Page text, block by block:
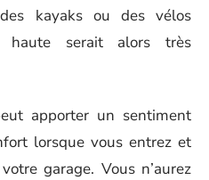
kayaks ou des vélos
haute serait alors très
apporter un sentiment
lorsque vous entrez et
garage. Vous n’aurez